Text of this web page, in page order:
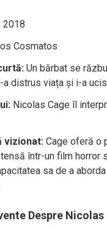
2018
Cosmatos
Un bărbat se
distrus viața și i-a
Nicolas Cage îl
vizionat: Cage oferă o
într-un film horror
sa de a
Despre Nicolas